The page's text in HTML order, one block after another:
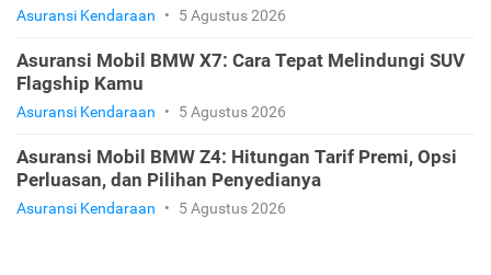
Asuransi Kendaraan • 5 Agustus 2026
Asuransi Mobil BMW X7: Cara Tepat Melindungi SUV
Flagship Kamu
Asuransi Kendaraan • 5 Agustus 2026
Asuransi Mobil BMW Z4: Hitungan Tarif Premi, Opsi
Perluasan, dan Pilihan Penyedianya
Asuransi Kendaraan • 5 Agustus 2026